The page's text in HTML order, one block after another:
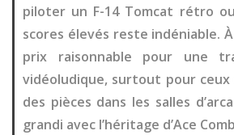
piloter un F-14 Tomcat rétro
scores élevés reste indéniable. À
prix raisonnable pour une
vidéoludique, surtout pour
des pièces dans les salles
grandi avec l’héritage d’Ace